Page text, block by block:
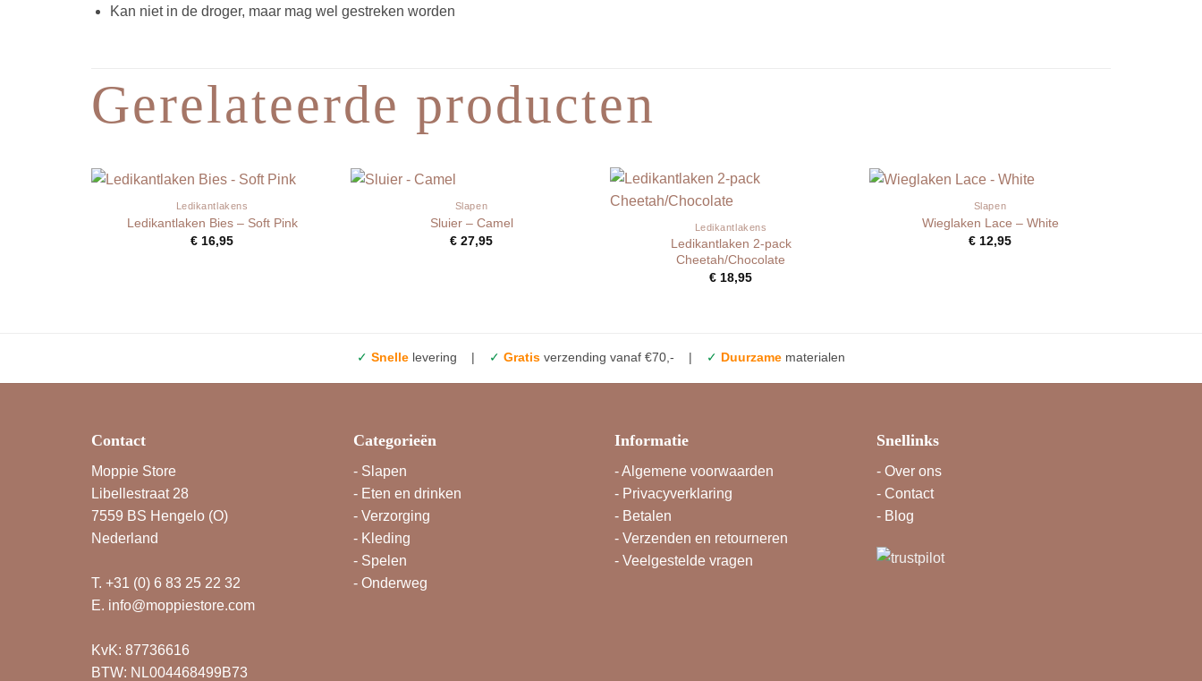
Kan niet in de droger, maar mag wel gestreken worden
Gerelateerde producten
Ledikantlakens
Ledikantlaken Bies – Soft Pink
€ 16,95
Slapen
Sluier – Camel
€ 27,95
Ledikantlakens
Ledikantlaken 2-pack
Cheetah/Chocolate
€ 18,95
Slapen
Wieglaken Lace – White
€ 12,95
✓ Snelle levering | ✓ Gratis verzending vanaf €70,- | ✓ Duurzame materialen
Contact
Moppie Store
Libellestraat 28
7559 BS Hengelo (O)
Nederland
T. +31 (0) 6 83 25 22 32
E. info@moppiestore.com
KvK: 87736616
BTW: NL004468499B73
Categorieën
- Slapen
- Eten en drinken
- Verzorging
- Kleding
- Spelen
- Onderweg
Informatie
-Algemene voorwaarden
- Privacyverklaring
- Betalen
- Verzenden en retourneren
- Veelgestelde vragen
Snellinks
- Over ons
- Contact
- Blog